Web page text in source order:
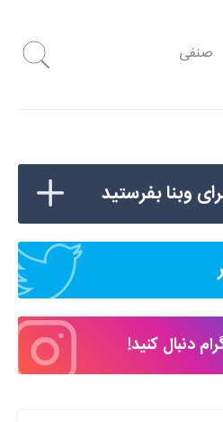
صنفی
وبنا بفرستید
دنبال کنید!